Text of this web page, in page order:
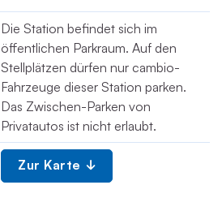
Die Station befindet sich im
öffentlichen Parkraum. Auf den
Stellplätzen dürfen nur cambio-
Fahrzeuge dieser Station parken.
Das Zwischen-Parken von
Privatautos ist nicht erlaubt.
Zur Karte